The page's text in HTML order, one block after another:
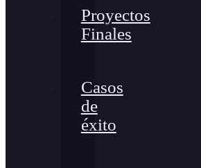
Proyectos
Finales
Casos
de
éxito